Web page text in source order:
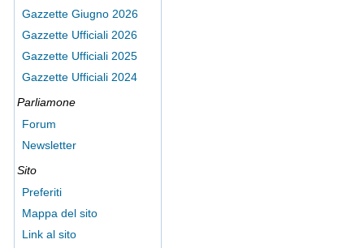
Gazzette Giugno 2026
Gazzette Ufficiali 2026
Gazzette Ufficiali 2025
Gazzette Ufficiali 2024
Parliamone
Forum
Newsletter
Sito
Preferiti
Mappa del sito
Link al sito